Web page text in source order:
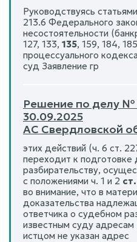
Руководствуясь
213.6 Федерального
несостоятельности
127, 133, 135, 159, 184,
процессуального
суд Заявление гр
Решение по делу №
30.09.2025
АС Свердловской
этих действий (ч. 6 ст.
переходит к подготовке
разбирательству,
с положениями ч. 1 и 2
во внимание, что в
доказательства
ответчика о судебном
известным суду адресам
истцом не указан адрес